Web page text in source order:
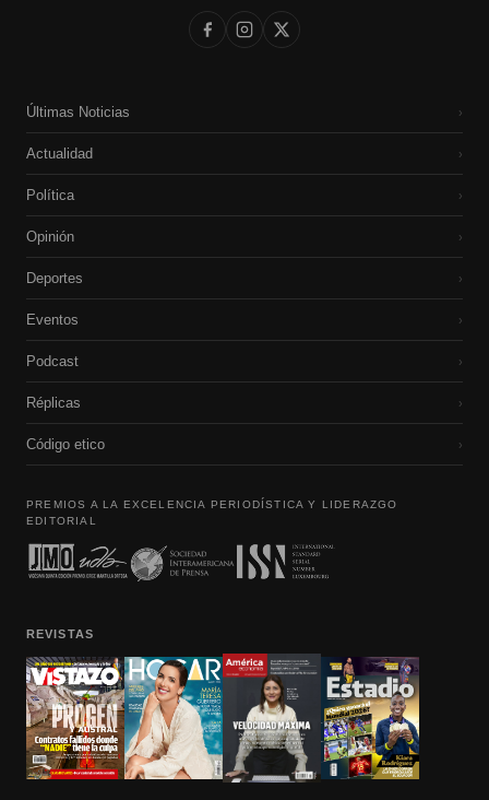
Últimas Noticias ›
Actualidad ›
Política ›
Opinión ›
Deportes ›
Eventos ›
Podcast ›
Réplicas ›
Código etico ›
PREMIOS A LA EXCELENCIA PERIODÍSTICA Y LIDERAZGO
EDITORIAL
REVISTAS